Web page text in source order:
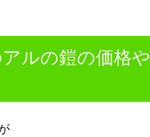
ルの鎧の価格や